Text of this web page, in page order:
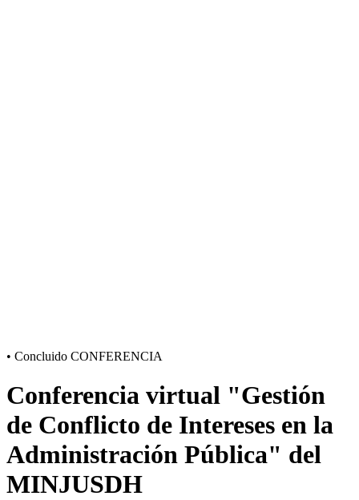
• Concluido CONFERENCIA
Conferencia virtual "Gestión
de Conflicto de Intereses en la
Administración Pública" del
MINJUSDH